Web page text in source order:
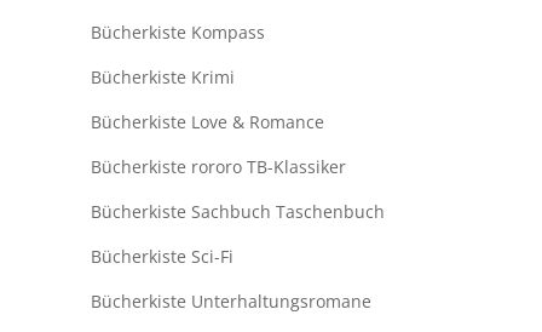
Bücherkiste Kompass
Bücherkiste Krimi
Bücherkiste Love & Romance
Bücherkiste rororo TB-Klassiker
Bücherkiste Sachbuch Taschenbuch
Bücherkiste Sci-Fi
Bücherkiste Unterhaltungsromane